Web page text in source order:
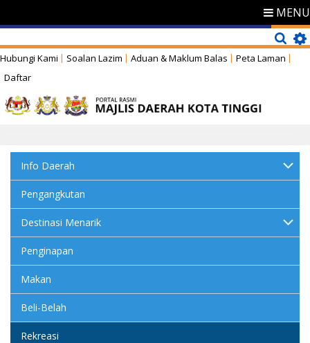
MENU
Hubungi Kami Soalan Lazim Aduan & Maklum Balas
Peta Laman
Daftar
Info Daerah
Pengangkutan
Destinasi Menarik
Penginapan
Makan
Beli-Belah
Rekreasi